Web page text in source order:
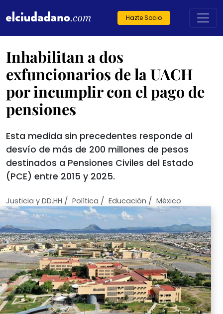
Hazte Socio
Inhabilitan a dos
exfuncionarios de la UACH
por incumplir con el pago de
pensiones
Esta medida sin precedentes responde al
desvío de más de 200 millones de pesos
destinados a Pensiones Civiles del Estado
(PCE) entre 2015 y 2025.
Justicia y DD.HH / Política / Educación / México